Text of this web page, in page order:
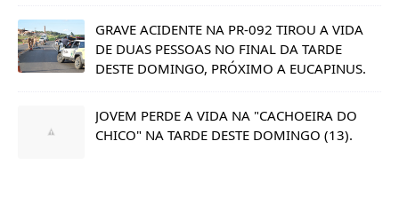
GRAVE ACIDENTE NA PR-092 TIROU A VIDA
DE DUAS PESSOAS NO FINAL DA TARDE
DESTE DOMINGO, PRÓXIMO A EUCAPINUS.
JOVEM PERDE A VIDA NA "CACHOEIRA DO
CHICO" NA TARDE DESTE DOMINGO (13).